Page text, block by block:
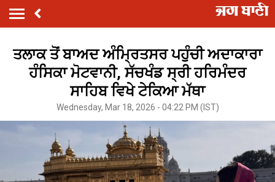
ਤਲਾਕ ਤੋਂ ਬਾਅਦ ਅੰਮ੍ਰਿਤਸਰ ਪਹੁੰਚੀ ਅਦਾਕਾਰਾ
ਹੰਸਿਕਾ ਮੋਟਵਾਨੀ, ਸੱਚਖੰਡ ਸ੍ਰੀ ਹਰਿਮੰਦਰ
ਸਾਹਿਬ ਵਿਖੇ ਟੇਕਿਆ ਮੱਥਾ
Wednesday, Mar 18, 2026 - 04:22 PM (IST)